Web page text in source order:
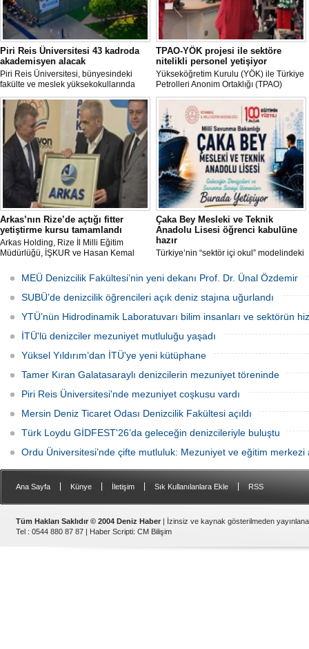
Piri Reis Üniversitesi 43 kadroda
akademisyen alacak
Piri Reis Üniversitesi, bünyesindeki
fakülte ve meslek yüksekokullarında
görevlendirilmek üzere toplam 43
akademisyen alımı yapacağını duyurdu.
Başvurular 10 Ağustos 2026 tarihine
kadar devam edecek.
TPAO-YÖK projesi ile sektöre
nitelikli personel yetişiyor
Yükseköğretim Kurulu (YÖK) ile Türkiye
Petrolleri Anonim Ortaklığı (TPAO)
arasında imzalanan protokolle hayata
geçirilen "Açık Deniz Teknolojisi"
programları sektöre nitelikli personel
yetiştiriyor.
Arkas’nın Rize’de açtığı fitter
yetiştirme kursu tamamlandı
Arkas Holding, Rize İl Milli Eğitim
Müdürlüğü, İŞKUR ve Hasan Kemal
Tamir Ustası (Fitter) Yetiştirme Kursu’
tamamlandı. Kursu başarıyla
tamamlayıp sınavı geçecek adaylar
Arkas Deniz Ticaret Filosu’nda görev
alacak.
Çaka Bey Mesleki ve Teknik
Anadolu Lisesi öğrenci kabulüne
hazır
Türkiye’nin “sektör içi okul” modelindeki
Bakanlığı Çaka Bey Mesleki ve Teknik
Anadolu Lisesi, ilk öğrencilerini kabul
etmeye hazırlanıyor.
MEÜ Denizcilik Fakültesi’nin yeni dekanı Prof. Dr. Ünal Özdemir
SUBÜ’de denizcilik öğrencileri açık deniz stajına uğurlandı
YTÜ’nün Hidrodinamik Laboratuvarı bilim insanları ve sektörün
İTÜ'lü denizciler mezuniyet mutluluğu yaşadı
Yüksel Yıldırım’dan İTÜ'ye yeni kütüphane
Tamer Kıran Galatasaraylı denizcilerin mezuniyet töreninde
Piri Reis Üniversitesi'nde mezuniyet coşkusu vardı
Mersin Deniz Ticaret Odası Denizcilik Fakültesi açıldı
Türk Loydu GİDFEST'26’da geleceğin denizcileriyle buluştu
Ordu Üniversitesi’nde çifte mutluluk: Mezuniyet ve eğitim merkezi
Ana Sayfa Künye İletişim Sık Kullanılanlara Ekle RSS
Tüm Hakları Saklıdır © 2004 Deniz Haber | İzinsiz ve kaynak gösterilmeden
Tel : 0544 880 87 87 | Haber Scripti: CM Bilişim